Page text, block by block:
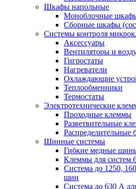
Шкафы напольные
Моноблочные
Сборные шкафы
Системы контроля
Аксессуары
Вентиляторы и
Гигростаты
Нагреватели
Охлаждающие
Теплообменники
Термостаты
Электротехнические
Проходные клеммы
Разветвительные
Распределительные
Шинные системы
Гибкие медные
Клеммы для систем
Система до 1250,
шин
Система до 630 А